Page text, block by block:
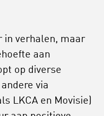
in verhalen, maar
aan
op diverse
via
LKCA en Movisie)